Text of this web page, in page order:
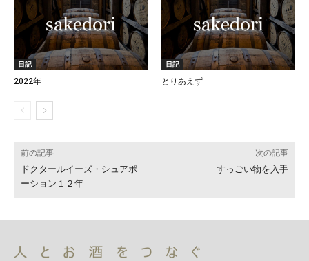
日記
2022年
日記
とりあえず
前の記事
ドクタールイーズ・シュアポ
ーション１２年
次の記事
すっごい物を入手